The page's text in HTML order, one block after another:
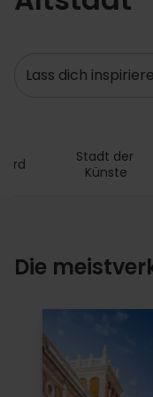
Suche
Stadt der
Künste
Die